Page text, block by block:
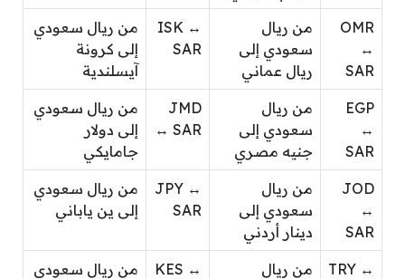
OMR
↔
SAR
من ريال
سعودي إلى
ريال عماني
ISK ↔
SAR
من ريال سعودي
إلى كرونة
آيسلندية
EGP
↔
SAR
من ريال
سعودي إلى
جنيه مصري
JMD
↔ SAR
من ريال سعودي
إلى دولار
جامايكي
JOD
↔
SAR
من ريال
سعودي إلى
دينار أردني
JPY ↔
SAR
من ريال سعودي
إلى ين ياباني
TRY ↔
من ريال
KES ↔
من ريال سعودي